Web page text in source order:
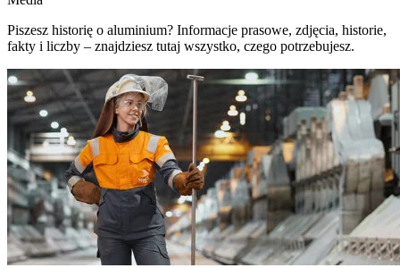
Piszesz historię o aluminium? Informacje prasowe, zdjęcia, historie,
fakty i liczby – znajdziesz tutaj wszystko, czego potrzebujesz.